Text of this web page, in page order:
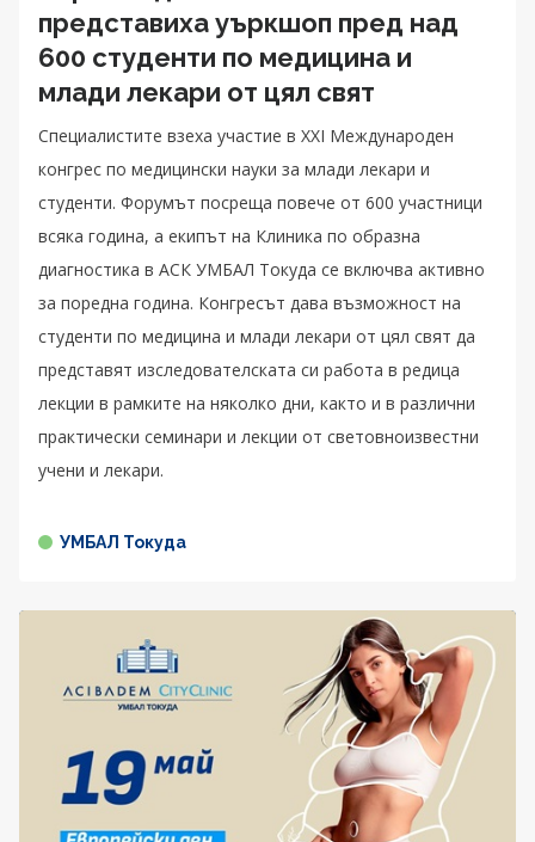
представиха уъркшоп пред над
600 студенти по медицина и
млади лекари от цял свят
Специалистите взеха участие в XXI Международен
конгрес по медицински науки за млади лекари и
студенти. Форумът посреща повече от 600 участници
всяка година, а екипът на Клиника по образна
диагностика в АСК УМБАЛ Токуда се включва активно
за поредна година. Конгресът дава възможност на
студенти по медицина и млади лекари от цял свят да
представят изследователската си работа в редица
лекции в рамките на няколко дни, както и в различни
практически семинари и лекции от световноизвестни
учени и лекари.
УМБАЛ Токуда